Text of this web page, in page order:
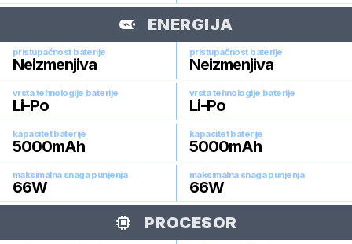
ENERGIJA
pristupačnost baterije
Neizmenjiva
pristupačnost baterije
Neizmenjiva
vrsta tehnologije baterije
Li-Po
vrsta tehnologije baterije
Li-Po
kapacitet baterije
5000mAh
kapacitet baterije
5000mAh
maksimalna snaga punjenja
66W
maksimalna snaga punjenja
66W
PROCESOR